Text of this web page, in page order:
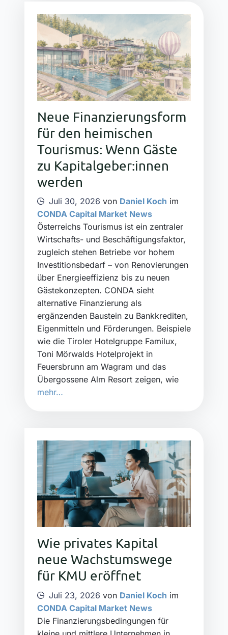
Neue Finanzierungsform
für den heimischen
Tourismus: Wenn Gäste
zu Kapitalgeber:innen
werden
Juli 30, 2026 von Daniel Koch im
CONDA Capital Market News
Österreichs Tourismus ist ein zentraler
Wirtschafts- und Beschäftigungsfaktor,
zugleich stehen Betriebe vor hohem
Investitionsbedarf – von Renovierungen
über Energieeffizienz bis zu neuen
Gästekonzepten. CONDA sieht
alternative Finanzierung als
ergänzenden Baustein zu Bankkrediten,
Eigenmitteln und Förderungen. Beispiele
wie die Tiroler Hotelgruppe Familux,
Toni Mörwalds Hotelprojekt in
Feuersbrunn am Wagram und das
Übergossene Alm Resort zeigen, wie
mehr…
Wie privates Kapital
neue Wachstumswege
für KMU eröffnet
Juli 23, 2026 von Daniel Koch im
CONDA Capital Market News
Die Finanzierungsbedingungen für